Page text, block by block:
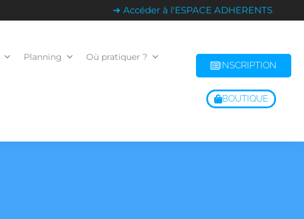
➔ Accéder à l'ESPACE ADHERENTS
Planning Où pratiquer ?
INSCRIPTION
BOUTIQUE